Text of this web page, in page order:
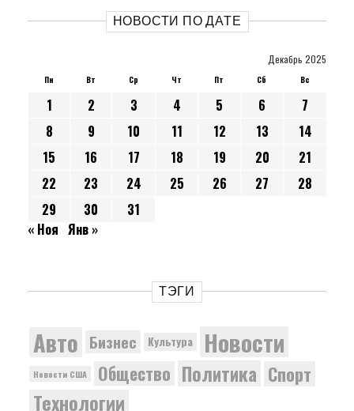
НОВОСТИ ПО ДАТЕ
Декабрь 2025
Пн Вт Ср Чт Пт Сб Вс
1 2 3 4 5 6
7
8
9 10 11 12 13
14
15
16 17 18 19 20
21
22
23 24 25 26 27
28
29
30
31
« Ноя Янв »
ТЭГИ
Авто Бизнес Культура Новости
Новости США Общество Политика Спорт
Технологии